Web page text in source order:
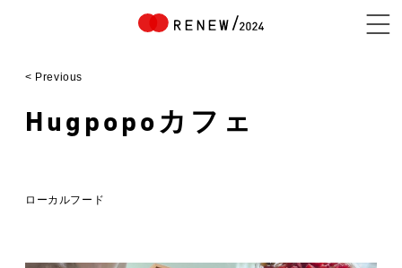
< Previous
Hugpopoカフェ
ローカルフード